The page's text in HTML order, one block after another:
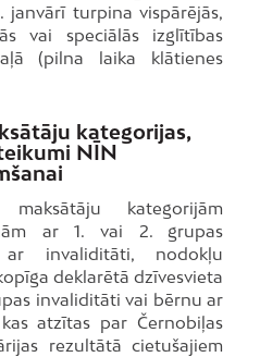
janvārī turpina vispārējās,
vai speciālās izglītības
(pilna laika klātienes
kategorijas,
NĪN
kategorijām
ar 1. vai 2. grupas
invaliditāti, nodokļu
deklarētā dzīvesvieta
invaliditāti vai bērnu ar
atzītas par Černobiļas
rezultātā cietušajiem